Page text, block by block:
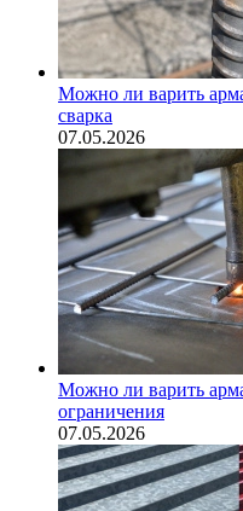
Можно ли варить
сварка
07.05.2026
Можно ли варить
ограничения
07.05.2026